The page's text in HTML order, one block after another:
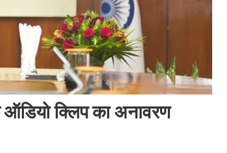
ऑडियो क्लिप का अनावरण